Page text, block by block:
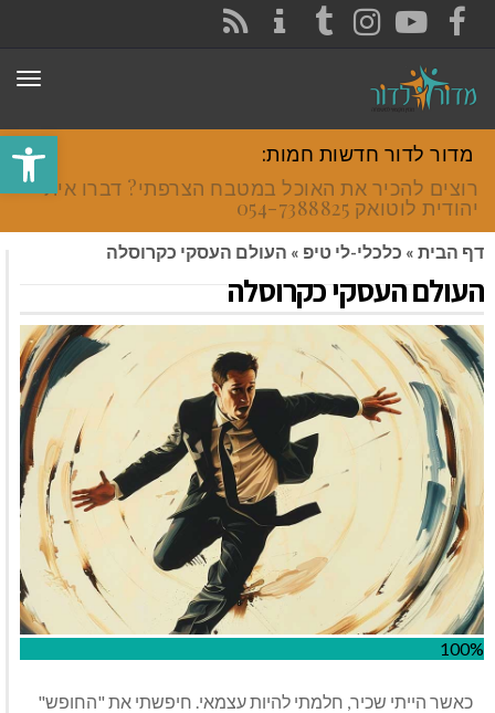
פתח
FACEBOOK
YOUTUBE
INSTAGRAM
TUMBLR
מדור לדור חדשות חמות:
רוצים להכיר את האוכל במטבח הצרפתי? דברו איתי
יהודית לוטואק 054-7388825.
דף הבית » כלכלי-לי טיפ » העולם העסקי כקרוסלה
העולם העסקי כקרוסלה
100%
כאשר הייתי שכיר, חלמתי להיות עצמאי. חיפשתי את "החופש"